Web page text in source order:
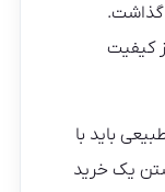
گذاشت.
کیفیت
باید با
یک خرید